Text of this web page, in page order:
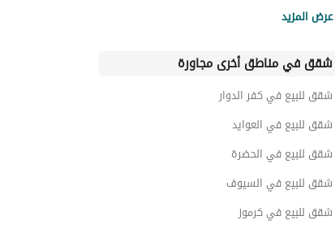
استوديو للبيع في كومباوند نيوم اكتوبر
استوديو للبيع في سكاى رامب
استوديو للبيع في زايد الجديدة
عرض المزيد
شقق في مناطق أخرى مجاورة
شقق للبيع في كفر الدوار
شقق للبيع في العوايد
شقق للبيع في الحضرة
شقق للبيع في السيوف
شقق للبيع في كرموز